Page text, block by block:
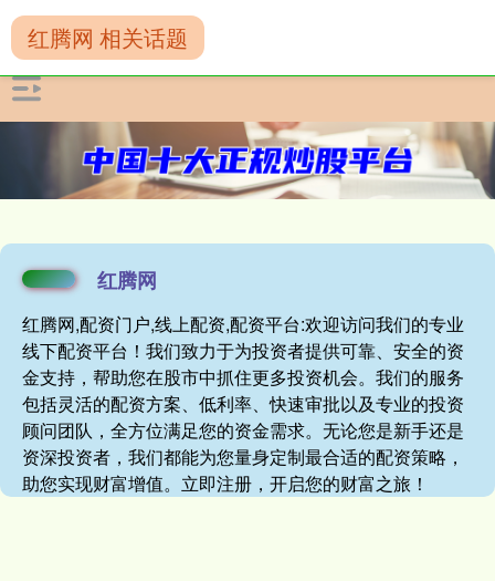
红腾网
红腾网,配资门户,线上配资,配资平台:欢迎访问我们的专业
线下配资平台！我们致力于为投资者提供可靠、安全的资
金支持，帮助您在股市中抓住更多投资机会。我们的服务
包括灵活的配资方案、低利率、快速审批以及专业的投资
顾问团队，全方位满足您的资金需求。无论您是新手还是
资深投资者，我们都能为您量身定制最合适的配资策略，
助您实现财富增值。立即注册，开启您的财富之旅！
红腾网 相关话题